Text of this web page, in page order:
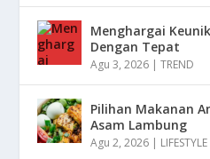
Menghargai
Dengan Tepat
Agu 3, 2026 |TREND
Pilihan Makanan
Asam Lambung
Agu 2, 2026 | LIFESTYLE